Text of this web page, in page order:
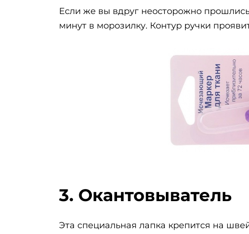
Если же вы вдруг неосторожно
минут в морозилку. Контур ручки
3. Окантовыватель
Эта специальная лапка крепится на